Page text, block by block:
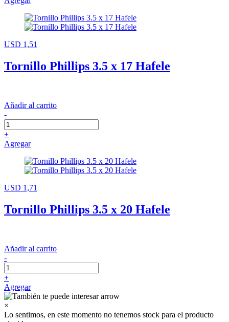
USD 1,51
Tornillo Phillips 3.5 x 17 Hafele
Añadir al carrito
-
+
Agregar
USD 1,71
Tornillo Phillips 3.5 x 20 Hafele
Añadir al carrito
-
+
Agregar
×
Lo sentimos, en este momento no tenemos stock para el producto